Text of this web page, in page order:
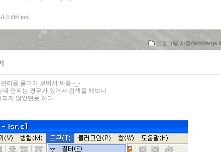
diff tool
프로그램 사용/WinMerge
리용 폴더가 보여서 짜증 -_-
안되는 경우가 있어서 검색을 해보니
되지 않았던듯 하다.